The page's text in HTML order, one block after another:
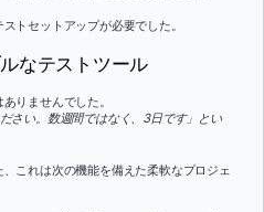
トセットアップが必要でした。
なテストツール
りませんでした。
さい。数週間ではなく、3日です」とい
、これは次の機能を備えた柔軟なプロジェ